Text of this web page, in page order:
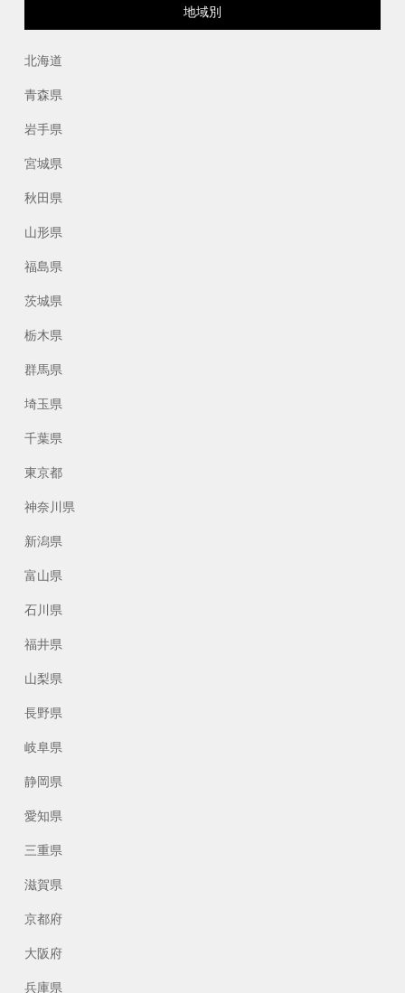
地域別
北海道
青森県
岩手県
宮城県
秋田県
山形県
福島県
茨城県
栃木県
群馬県
埼玉県
千葉県
東京都
神奈川県
新潟県
富山県
石川県
福井県
山梨県
長野県
岐阜県
静岡県
愛知県
三重県
滋賀県
京都府
大阪府
兵庫県